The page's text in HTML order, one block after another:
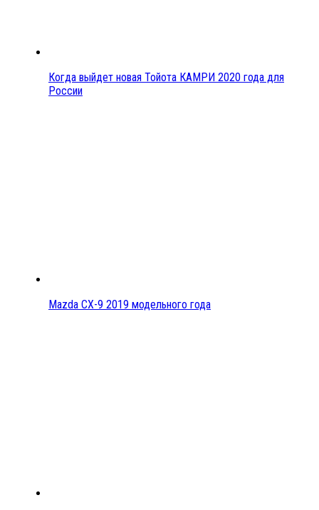
Когда выйдет новая Тойота КАМРИ 2020 года для
России
Mazda CX-9 2019 модельного года